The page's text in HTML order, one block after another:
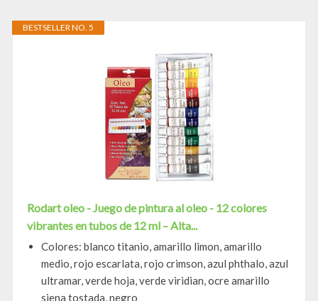
BESTSELLER NO. 5
Rodart oleo - Juego de pintura al oleo - 12 colores
vibrantes en tubos de 12 ml – Alta...
Colores: blanco titanio, amarillo limon, amarillo
medio, rojo escarlata, rojo crimson, azul phthalo, azul
ultramar, verde hoja, verde viridian, ocre amarillo
siena tostada, negro